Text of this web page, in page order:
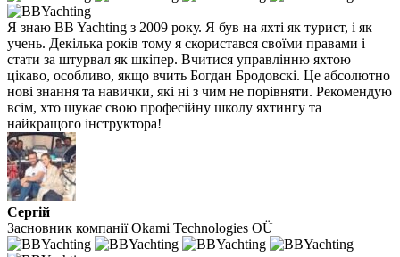
Я знаю BB Yachting з 2009 року. Я був на яхті як турист, і як
учень. Декілька років тому я скористався своїми правами і
стати за штурвал як шкіпер. Вчитися управлінню яхтою
цікаво, особливо, якщо вчить Богдан Бродовскі. Це абсолютно
нові знання та навички, які ні з чим не порівняти. Рекомендую
всім, хто шукає свою професійну школу яхтингу та
найкращого інструктора!
Сергій
Засновник компанії Okami Technologies OÜ